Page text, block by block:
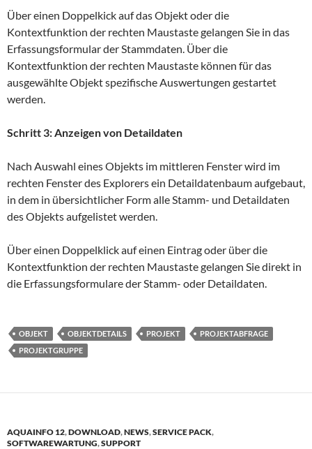
Über einen Doppelkick auf das Objekt oder die
Kontextfunktion der rechten Maustaste gelangen Sie in das
Erfassungsformular der Stammdaten. Über die
Kontextfunktion der rechten Maustaste können für das
ausgewählte Objekt spezifische Auswertungen gestartet
werden.
Schritt 3: Anzeigen von Detaildaten
Nach Auswahl eines Objekts im mittleren Fenster wird im
rechten Fenster des Explorers ein Detaildatenbaum aufgebaut,
in dem in übersichtlicher Form alle Stamm- und Detaildaten
des Objekts aufgelistet werden.
Über einen Doppelklick auf einen Eintrag oder über die
Kontextfunktion der rechten Maustaste gelangen Sie direkt in
die Erfassungsformulare der Stamm- oder Detaildaten.
OBJEKT OBJEKTDETAILS PROJEKT
PROJEKTABFRAGE
PROJEKTGRUPPE
AQUAINFO 12,DOWNLOAD,NEWS,SERVICE PACK,
SOFTWAREWARTUNG,SUPPORT